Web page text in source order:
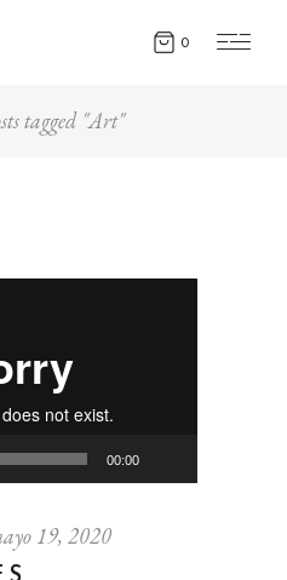
0
tagged "Art"
00:00
19, 2020